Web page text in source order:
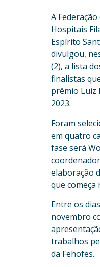
A
Hospitais
Espírito
divulgou,
(2), a lista
finalistas
prêmio Luiz
2023.
Foram
em quatro
fase será
elaboração
que começa
Entre os
novembro
trabalhos
da Fehofes.